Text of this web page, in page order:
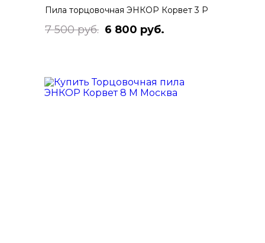
Пила торцовочная ЭНКОР Корвет 3 Р
7 500 руб. 6 800 руб.